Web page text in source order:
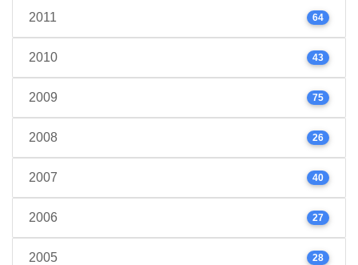
2011 64
2010 43
2009 75
2008 26
2007 40
2006 27
2005 28